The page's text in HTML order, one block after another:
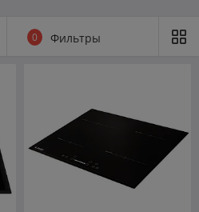
0 Фильтры